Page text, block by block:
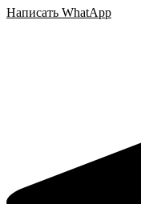
Написать WhatApp